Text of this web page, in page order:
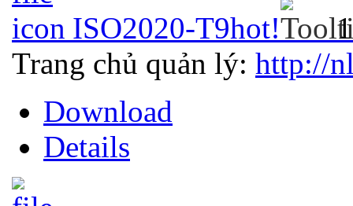
ISO2020-T9hot!
Trang chủ quản lý: http://
Download
Details